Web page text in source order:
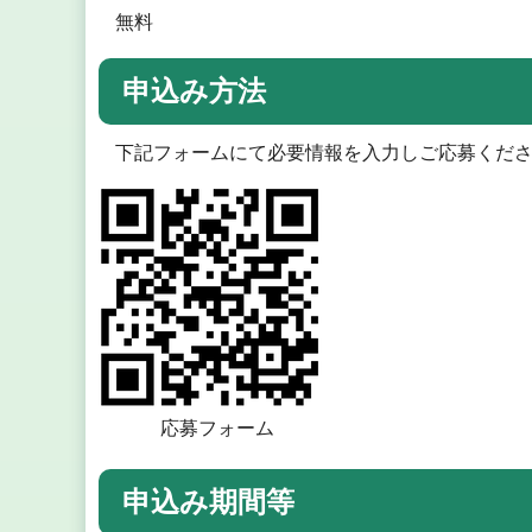
無料
申込み方法
下記フォームにて必要情報を入力しご応募くだ
応募フォーム
申込み期間等